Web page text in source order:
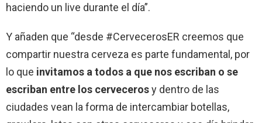
haciendo un live durante el día”.
Y añaden que “desde #CervecerosER creemos que
compartir nuestra cerveza es parte fundamental, por
lo que invitamos a todos a que nos escriban o se
escriban entre los cervecerosy dentro de las
ciudades vean la forma de intercambiar botellas,